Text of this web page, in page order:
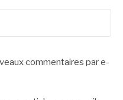
commentaires par e-